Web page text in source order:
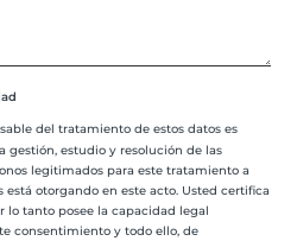
del tratamiento de estos datos es
gestión, estudio y resolución de las
legitimados para este tratamiento a
otorgando en este acto. Usted certifica
lo tanto posee la capacidad legal
consentimiento y todo ello, de